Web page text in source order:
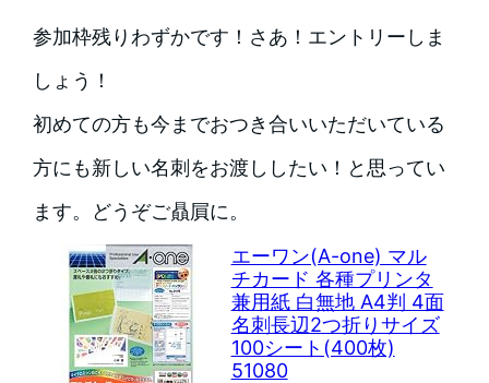
参加枠残りわずかです！さあ！エントリーしま
しょう！
初めての方も今までおつき合いいただいている
方にも新しい名刺をお渡ししたい！と思ってい
ます。どうぞご贔屓に。
エーワン(A-one) マル
チカード 各種プリンタ
兼用紙 白無地 A4判 4面
名刺長辺2つ折りサイズ
100シート(400枚)
51080